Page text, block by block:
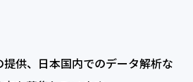
供、日本国内でのデータ解析な